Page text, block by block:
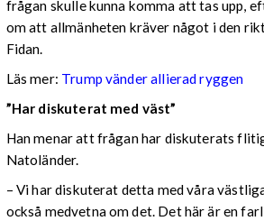
frågan skulle kunna komma att tas upp,
om att allmänheten kräver något i den
Fidan.
Läs mer: Trump vänder allierad ryggen
”Har diskuterat med väst”
Han menar att frågan har diskuterats
Natoländer.
– Vi har diskuterat detta med våra
också medvetna om det. Det här är en